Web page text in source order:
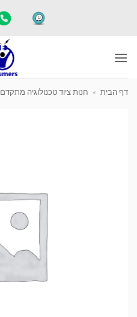
דף הבית » חנות ציוד טכנולוגיה מתקדם